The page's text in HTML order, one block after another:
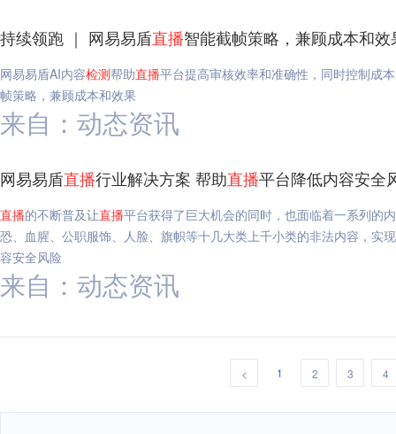
持续领跑 ｜ 网易易盾直播智能截帧策略，兼顾成本和
网易易盾AI内容检测帮助直播平台提高审核效率和准确性，同时控制成
帧策略，兼顾成本和效果
来自：动态资讯
网易易盾直播行业解决方案 帮助直播平台降低内容安全
直播的不断普及让直播平台获得了巨大机会的同时，也面临着一系列的
恐、血腥、公职服饰、人脸、旗帜等十几大类上千小类的非法内容，实
容安全风险
来自：动态资讯
< 1 2 3 4